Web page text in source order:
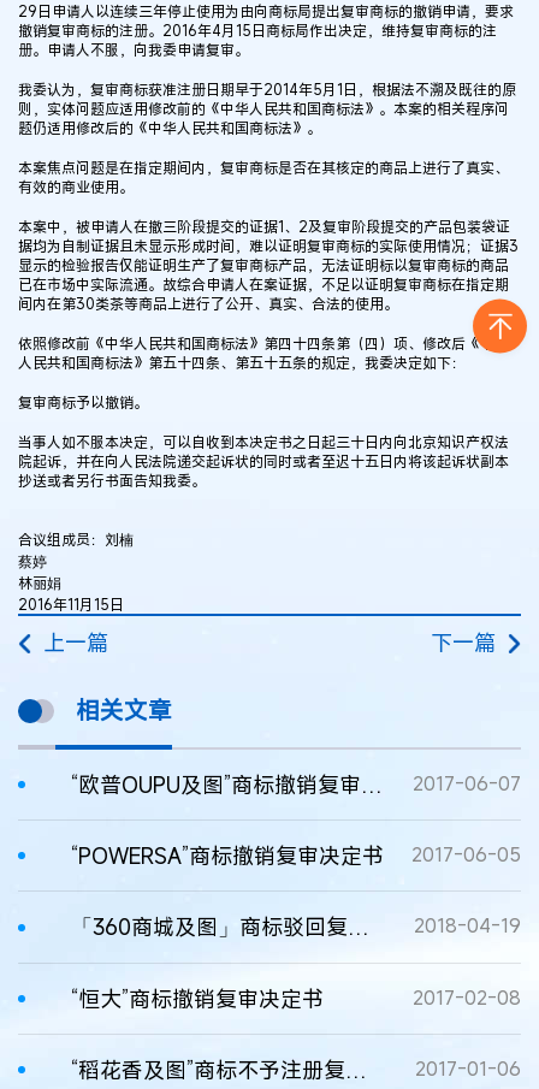
29日申请人以连续三年停止使用为由向商标局提出复审商标的撤销申请，要求
撤销复审商标的注册。2016年4月15日商标局作出决定，维持复审商标的注
册。申请人不服，向我委申请复审。
我委认为，复审商标获准注册日期早于2014年5月1日，根据法不溯及既往的原
则，实体问题应适用修改前的《中华人民共和国商标法》。本案的相关程序问
题仍适用修改后的《中华人民共和国商标法》。
本案焦点问题是在指定期间内，复审商标是否在其核定的商品上进行了真实、
有效的商业使用。
本案中，被申请人在撤三阶段提交的证据1、2及复审阶段提交的产品包装袋证
据均为自制证据且未显示形成时间，难以证明复审商标的实际使用情况；证据3
显示的检验报告仅能证明生产了复审商标产品，无法证明标以复审商标的商品
已在市场中实际流通。故综合申请人在案证据，不足以证明复审商标在指定期
间内在第30类茶等商品上进行了公开、真实、合法的使用。
依照修改前《中华人民共和国商标法》第四十四条第（四）项、修改后《中华
人民共和国商标法》第五十四条、第五十五条的规定，我委决定如下：
复审商标予以撤销。
当事人如不服本决定，可以自收到本决定书之日起三十日内向北京知识产权法
院起诉，并在向人民法院递交起诉状的同时或者至迟十五日内将该起诉状副本
抄送或者另行书面告知我委。
合议组成员：刘楠
蔡婷
林丽娟
2016年11月15日
上一篇 下一篇
相关文章
“欧普OUPU及图”商标撤销复审决定书 2017-06-07
“POWERSA”商标撤销复审决定书 2017-06-05
「360商城及图」商标驳回复审决定书 2018-04-19
“恒大”商标撤销复审决定书 2017-02-08
“稻花香及图”商标不予注册复审决定书 2017-01-06